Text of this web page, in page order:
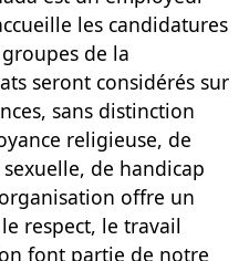
les candidatures
de la
seront considérés sur
sans distinction
religieuse, de
sexuelle, de handicap
offre un
respect, le travail
font partie de notre